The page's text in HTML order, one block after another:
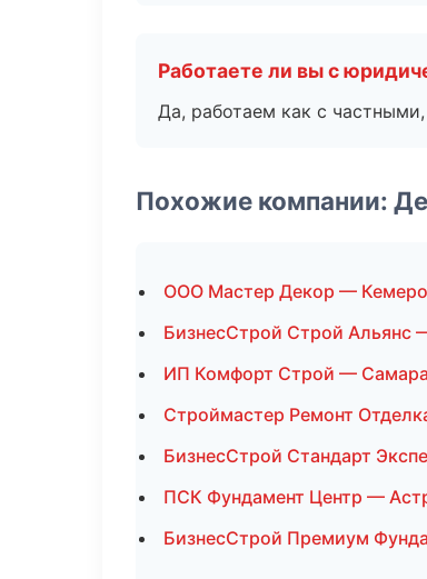
Работаете ли вы с
Да, работаем как с
Похожие компании:
ООО Мастер Декор —
БизнесСтрой Строй Альянс
ИП Комфорт Строй — Самара
Строймастер Ремонт
БизнесСтрой Стандарт
ПСК Фундамент Центр —
БизнесСтрой Премиум